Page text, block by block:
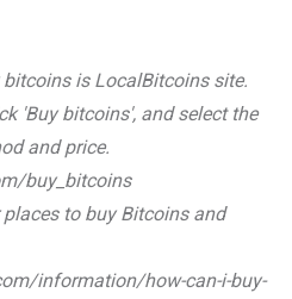
is LocalBitcoins site.
'Buy bitcoins', and select the
and price.
buy_bitcoins
to buy Bitcoins and
information/how-can-i-buy-